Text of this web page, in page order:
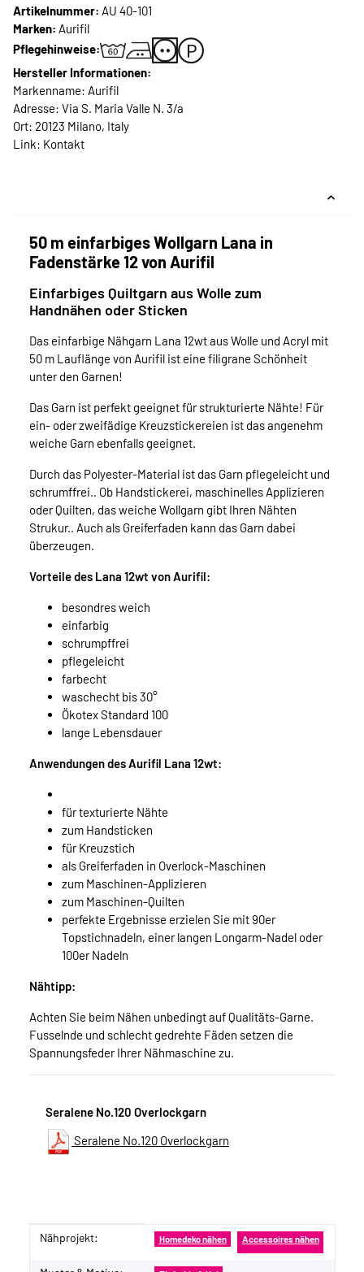
Artikelnummer: AU 40-101
Marken: Aurifil
Pflegehinweise:
Hersteller Informationen:
Markenname: Aurifil
Adresse: Via S. Maria Valle N. 3/a
Ort: 20123 Milano, Italy
Link: Kontakt
50 m einfarbiges Wollgarn Lana in
Fadenstärke 12 von Aurifil
Einfarbiges Quiltgarn aus Wolle zum
Handnähen oder Sticken
Das einfarbige Nähgarn Lana 12wt aus Wolle und Acryl mit
50 m Lauflänge von Aurifil ist eine filigrane Schönheit
unter den Garnen!
Das Garn ist perfekt geeignet für strukturierte Nähte! Für
ein- oder zweifädige Kreuzstickereien ist das angenehm
weiche Garn ebenfalls geeignet.
Durch das Polyester-Material ist das Garn pflegeleicht und
schrumffrei.. Ob Handstickerei, maschinelles Applizieren
oder Quilten, das weiche Wollgarn gibt Ihren Nähten
Strukur.. Auch als Greiferfaden kann das Garn dabei
überzeugen.
Vorteile des Lana 12wt von Aurifil:
besondres weich
einfarbig
schrumpffrei
pflegeleicht
farbecht
waschecht bis 30°
Ökotex Standard 100
lange Lebensdauer
Anwendungen des Aurifil Lana 12wt:
für texturierte Nähte
zum Handsticken
für Kreuzstich
als Greiferfaden in Overlock-Maschinen
zum Maschinen-Applizieren
zum Maschinen-Quilten
perfekte Ergebnisse erzielen Sie mit 90er
Topstichnadeln, einer langen Longarm-Nadel oder
100er Nadeln
Nähtipp:
Achten Sie beim Nähen unbedingt auf Qualitäts-Garne.
Fusselnde und schlecht gedrehte Fäden setzen die
Spannungsfeder Ihrer Nähmaschine zu.
Seralene No.120 Overlockgarn
Seralene No.120 Overlockgarn
Produkteigenschaft
Wert
Nähprojekt: Homedeko nähen Accessoires nähen